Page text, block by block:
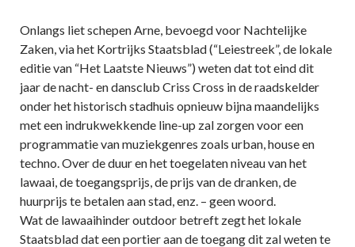
Onlangs liet schepen Arne, bevoegd voor Nachtelijke
Zaken, via het Kortrijks Staatsblad (“Leiestreek”, de lokale
editie van “Het Laatste Nieuws”) weten dat tot eind dit
jaar de nacht- en dansclub Criss Cross in de raadskelder
onder het historisch stadhuis opnieuw bijna maandelijks
met een indrukwekkende line-up zal zorgen voor een
programmatie van muziekgenres zoals urban, house en
techno. Over de duur en het toegelaten niveau van het
lawaai, de toegangsprijs, de prijs van de dranken, de
huurprijs te betalen aan stad, enz. – geen woord.
Wat de lawaaihinder outdoor betreft zegt het lokale
Staatsblad dat een portier aan de toegang dit zal weten te